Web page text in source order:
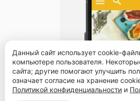
Данный сайт использует cookie-
компьютере пользователя.
сайта; другие помогают улучшить
означает согласие на хранение
Политикой конфиденциальности и